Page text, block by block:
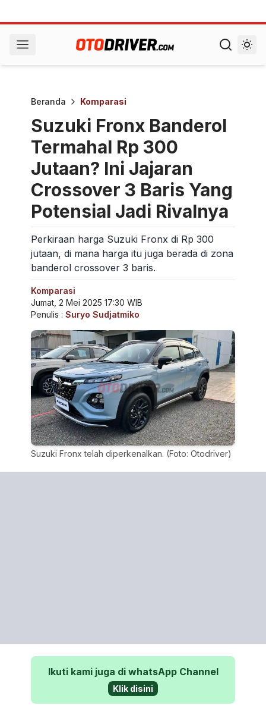
Beranda Komparasi
Suzuki Fronx Banderol
Termahal Rp 300
Jutaan? Ini Jajaran
Crossover 3 Baris Yang
Potensial Jadi Rivalnya
Perkiraan harga Suzuki Fronx di Rp 300
jutaan, di mana harga itu juga berada di zona
banderol crossover 3 baris.
Komparasi
Jumat, 2 Mei 2025 17:30 WIB
Penulis : Suryo Sudjatmiko
Suzuki Fronx telah diperkenalkan. (Foto: Otodriver)
Ikuti kami juga di whatsApp Channel
Klik disini